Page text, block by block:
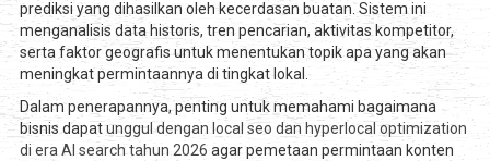
prediksi yang dihasilkan oleh kecerdasan buatan. Sistem ini
menganalisis data historis, tren pencarian, aktivitas kompetitor,
serta faktor geografis untuk menentukan topik apa yang akan
meningkat permintaannya di tingkat lokal.
Dalam penerapannya, penting untuk memahami bagaimana
bisnis dapatunggul dengan local seo dan hyperlocal optimization
di era AI search tahun 2026 agar pemetaan permintaan konten